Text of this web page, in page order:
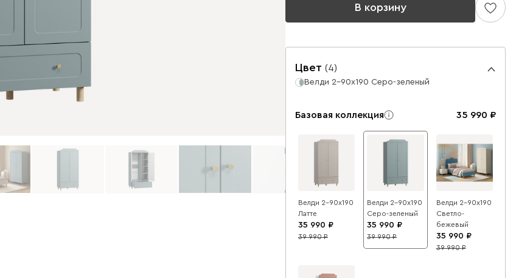
В корзину
Цвет (4)
Велди 2-90x190 Серо-зеленый
Базовая коллекция 35 990
Велди 2-90x190
Латте
35 990
10
39 990
Велди 2-90x190
Серо-зеленый
35 990
10
39 990
Велди 2-90x190
Светло-
бежевый
35 990
10
39 990